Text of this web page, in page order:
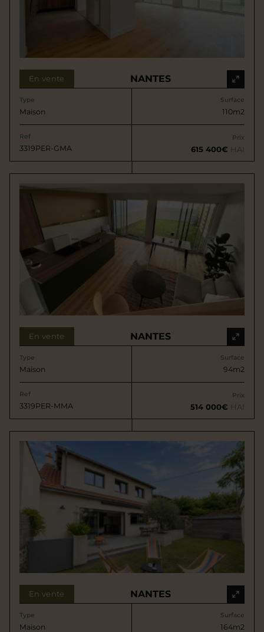
En vente NANTES
Type
Maison
Surface
110m2
Ref
3319PER-GMA
Prix
615 400€ HAI
En vente NANTES
Type
Maison
Surface
94m2
Ref
3319PER-MMA
Prix
514 000€ HAI
En vente NANTES
Type
Maison
Surface
164m2